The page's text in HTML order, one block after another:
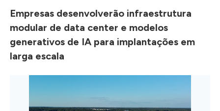
Empresas desenvolverão infraestrutura
modular de data center e modelos
generativos de IA para implantações em
larga escala